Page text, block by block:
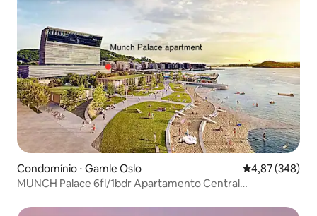
Condomínio ⋅ Gamle Oslo 4,87 de uma
4,87 (348)
MUNCH Palace 6fl/1bdr Apartamento Central